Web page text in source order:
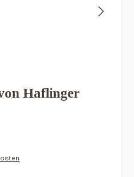
Haflinger